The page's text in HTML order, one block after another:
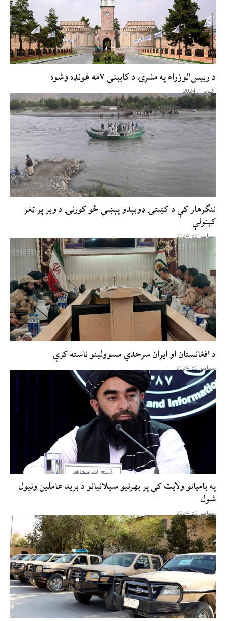
د ریيس‌الوزراء په مشرۍ د کاببنې ۷مه غونډه وشوه
آکتوبر 1, 2024
ننګرهار کې د کښتۍ ډوبېدو پېښې څو کورنۍ د ویر پر ټغر
کېنولې
سپتامبر 30, 2024
د افغانستان او ایران سرحدي مسوولينو ناسته کړې
سپتامبر 30, 2024
په باميانو ولايت کې پر بهرنيو سيلانيانو د بريد عاملين ونيول
شول
سپتامبر 30, 2024